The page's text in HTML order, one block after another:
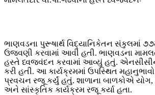
ભાણવડના પુરૂષાર્થ વિદ્યાનિકેતન સંકુલમાં
ઉજવણી કરવામાં આવી હતી. ભાણવડના
હસ્તે ધ્વજવંદન કરવામાં આવ્યું હતું.
કરી હતી. આ કાર્યક્રમમાં ઉપસ્થિત
પ્રવચન રજૂ કર્યું હતું. શાળાના બાળકોએ
અને સાંસ્કૃતિક કાર્યક્રમ રજૂ કર્યા હતા.